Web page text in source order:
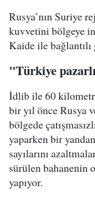
Rusya’nın Suriye
kuvvetini bölgeye
Kaide ile
"Türkiye
İdlib ile 60
bir yıl önce Rusya
bölgede
yaparken bir
sayılarını
sürülen bahanenin
yapıyor.